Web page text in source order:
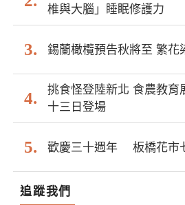
椎與大腦」睡眠修護力
錫蘭橄欖預告秋將至 繁花
挑食怪登陸新北 食農教育
十三日登場
歡慶三十週年 板橋花市
追蹤我們